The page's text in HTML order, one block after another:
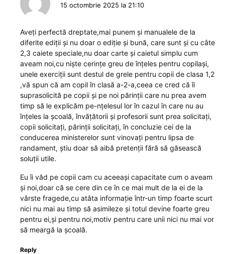
15 octombrie 2025 la 21:10
Aveți perfectă dreptate,mai punem și manualele de la
diferite ediții și nu doar o ediție și bună, care sunt și cu câte
2,3 caiete speciale,nu doar carte și caietul simplu cum
aveam noi,cu niște cerințe greu de înțeles pentru copilași,
unele exerciții sunt destul de grele pentru copii de clasa 1,2
,vă spun că am copil în clasă a-2-a,ceea ce cred că îi
suprasolicită pe copii și pe noi părinții care nu prea avem
timp să le explicăm pe-nțelesul lor în cazul în care nu au
înțeles la școală, învățătorii și profesorii sunt prea solicitați,
copii solicitați, părinții solicitați, în concluzie cei de la
conducerea ministerelor sunt vinovați pentru lipsa de
randament, știu doar să aibă pretenții fără să găsească
soluții utile.
Eu îi văd pe copii cam cu aceeași capacitate cum o aveam
și noi,doar că se cere din ce în ce mai mult de la ei de la
vârste fragede,cu atâta informație într-un timp foarte scurt
nici nu mai au timp să asimileze și totul devine foarte greu
pentru ei,și pentru noi,motiv pentru care unii nici nu mai vor
să meargă la școală.
Reply